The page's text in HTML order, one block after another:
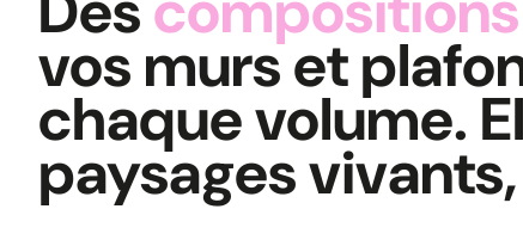
vos murs et
chaque volume.
paysages